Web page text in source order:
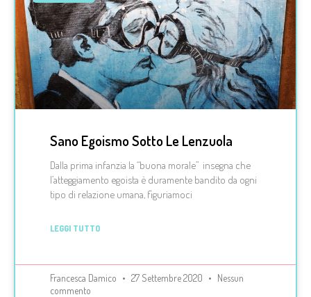
Sano Egoismo Sotto Le Lenzuola
Dalla prima infanzia la “buona morale” insegna che
l’atteggiamento egoista è duramente bandito da ogni
tipo di relazione umana, figuriamoci
LEGGI TUTTO
Francesca Damico 27 Settembre 2020
Nessun
commento